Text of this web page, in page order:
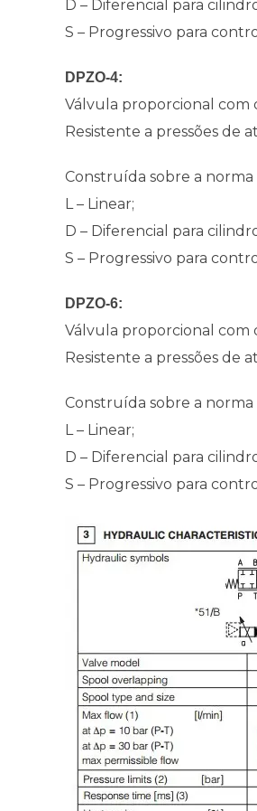
D – Diferencial para
S – Progressivo para
DPZO-4:
Válvula proporcional com
Resistente a pressões de
Construída sobre a
L – Linear;
D – Diferencial para
S – Progressivo para
DPZO-6:
Válvula proporcional com
Resistente a pressões de
Construída sobre a
L – Linear;
D – Diferencial para
S – Progressivo para